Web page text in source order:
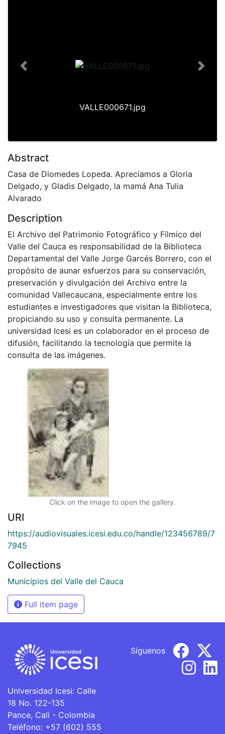
VALLE000671.jpg
Previous Next
Abstract
Casa de Diomedes Lopeda. Apreciamos a Gloria
Delgado, y Gladis Delgado, la mamá Ana Tulia
Alvarado
Description
El Archivo del Patrimonio Fotográfico y Fílmico del
Valle del Cauca es responsabilidad de la Biblioteca
Departamental del Valle Jorge Garcés Borrero, con el
propósito de aunar esfuerzos para su conservación,
preservación y divulgación del Archivo entre la
comunidad Vallecaucana, especialmente entre los
estudiantes e investigadores que visitan la Biblioteca,
propiciando su uso y consulta permanente. La
universidad Icesi es un colaborador en el proceso de
difusión, facilitando la tecnología que permite la
consulta de las imágenes.
Click on the image to open the gallery.
URI
https://audiovisuales.icesi.edu.co/handle/123456789/7
7945
Collections
Municipios del Valle del Cauca
Full item page
Universidad Icesi: Calle
18 No. 122-135
Pance, Cali - Colombia
Teléfono: +57 (602) 555
Síguenos